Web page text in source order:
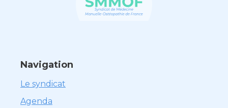
Navigation
Le syndicat
Agenda